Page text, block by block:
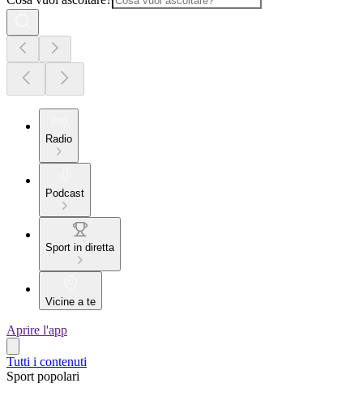
Radio
Podcast
Sport in diretta
Vicine a te
Aprire l'app
Tutti i contenuti
Sport popolari